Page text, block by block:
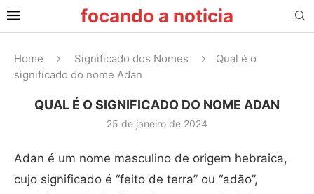
focando a noticia
Home Significado dos Nomes
Qual é o
significado do nome Adan
QUAL É O SIGNIFICADO DO NOME ADAN
25 de janeiro de 2024
Adan é um nome masculino de origem hebraica,
cujo significado é “feito de terra” ou “adão”,